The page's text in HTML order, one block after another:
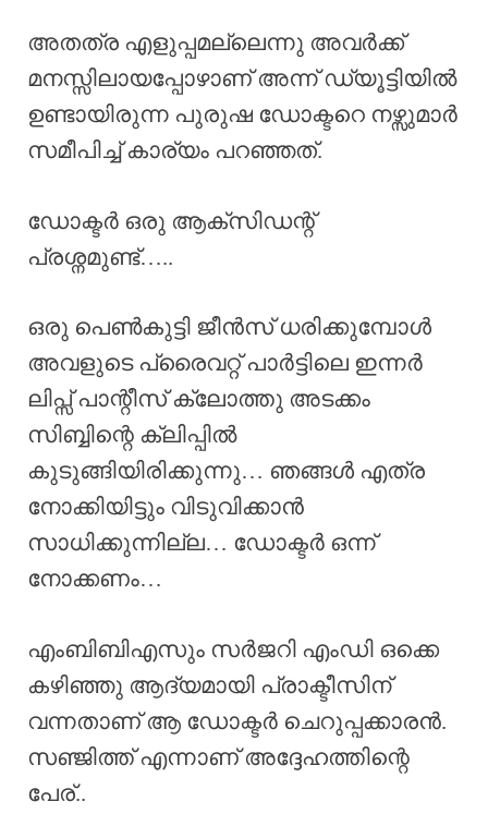
അതത്ര എളുപ്പമല്ലെന്നു അവർക്ക്
മനസ്സിലായപ്പോഴാണ് അന്ന് ഡ്യൂട്ടിയിൽ
ഉണ്ടായിരുന്ന പുരുഷ ഡോക്ടറെ നഴ്സുമാർ
സമീപിച്ച് കാര്യം പറഞ്ഞത്.
ഡോക്ടർ ഒരു ആക്സിഡന്റ്
പ്രശ്നമുണ്ട്…..
ഒരു പെൺകുട്ടി ജീൻസ് ധരിക്കുമ്പോൾ
അവളുടെ പ്രൈവറ്റ് പാർട്ടിലെ ഇന്നർ
ലിപ്സ് പാന്റീസ് ക്ലോത്തു അടക്കം
സിബ്ബിന്റെ ക്ലിപ്പിൽ
കുടുങ്ങിയിരിക്കുന്നു… ഞങ്ങൾ എത്ര
നോക്കിയിട്ടും വിടുവിക്കാൻ
സാധിക്കുന്നില്ല… ഡോക്ടർ ഒന്ന്
നോക്കണം…
എംബിബിഎസും സർജറി എംഡി ഒക്കെ
കഴിഞ്ഞു ആദ്യമായി പ്രാക്ടീസിന്
വന്നതാണ് ആ ഡോക്ടർ ചെറുപ്പക്കാരൻ.
സഞ്ജിത്ത് എന്നാണ് അദ്ദേഹത്തിന്റെ
പേര്..